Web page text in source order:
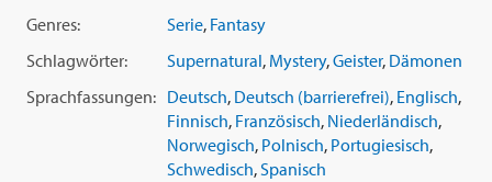
04. Phantom - Reisende
05. Bloody Mary
07. Hakenmann
Genres:
Serie, Fantasy
Schlagwörter:
Supernatural, Mystery,Geister, Dämonen
Sprachfassungen: Deutsch, Deutsch (barrierefrei), Englisch,
Finnisch, Französisch, Niederländisch,
Norwegisch, Polnisch, Portugiesisch,
Schwedisch,Spanisch